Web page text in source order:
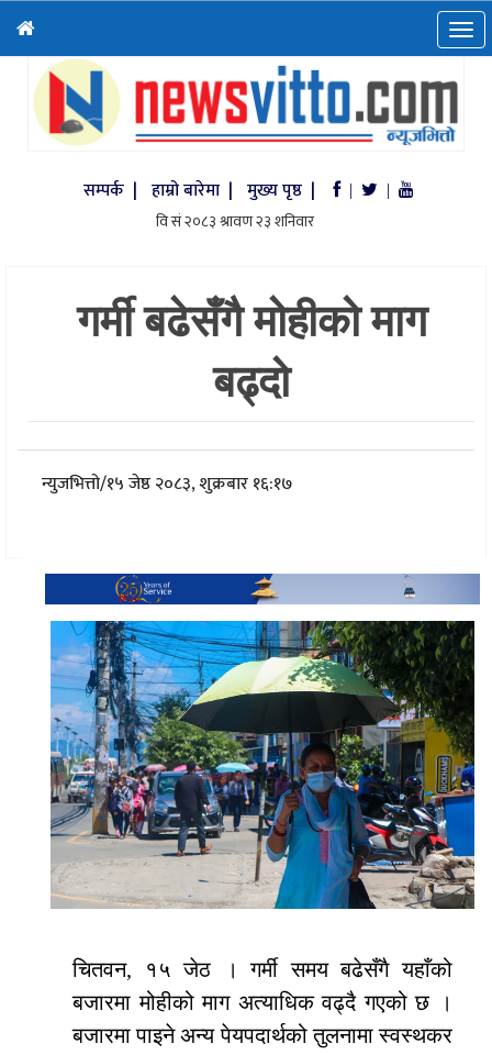
सम्पर्क | हाम्रो बारेमा | मुख्य पृष्ठ | | |
गर्मी बढेसँगै मोहीको माग
बढ्दो
न्युजभित्तो/१५ जेष्ठ २०८३, शुक्रबार १६:१७
चितवन, १५ जेठ । गर्मी समय बढेसँगै यहाँको
बजारमा मोहीको माग अत्याधिक वढ्दै गएको छ ।
बजारमा पाइने अन्य पेयपदार्थको तुलनामा स्वस्थकर